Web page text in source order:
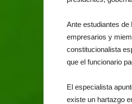
Ante estudiantes
empresarios y
constitucionalista
que el funcionario
El especialista
existe un hartazgo